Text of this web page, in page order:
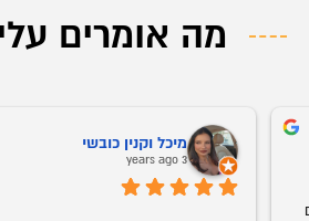
מה אומרים
מיכל וקנין כובשי